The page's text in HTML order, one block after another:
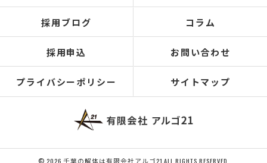
採用ブログ コラム
採用申込 お問い合わせ
プライバシーポリシー サイトマップ
© 2026 千葉の解体は有限会社アルゴ21 ALL RIGHTS RESERVED.